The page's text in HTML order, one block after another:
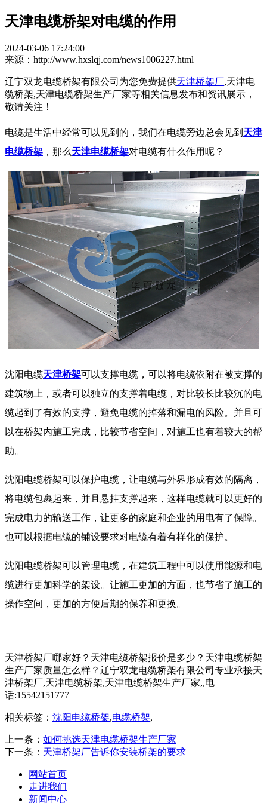
天津电缆桥架对电缆的作用
2024-03-06 17:24:00
来源：http://www.hxslqj.com/news1006227.html
辽宁双龙电缆桥架有限公司为您免费提供天津桥架厂,天津电
缆桥架,天津电缆桥架生产厂家等相关信息发布和资讯展示，
敬请关注！
电缆是生活中经常可以见到的，我们在电缆旁边总会见到 天津
电缆桥架 ，那么天津电缆桥架对电缆有什么作用呢？
沈阳电缆天津桥架可以支撑电缆，可以将电缆依附在被支撑的
建筑物上，或者可以独立的支撑着电缆，对比较长比较沉的电
缆起到了有效的支撑，避免电缆的掉落和漏电的风险。并且可
以在桥架内施工完成，比较节省空间，对施工也有着较大的帮
助。
沈阳电缆桥架可以保护电缆，让电缆与外界形成有效的隔离，
将电缆包裹起来，并且悬挂支撑起来，这样电缆就可以更好的
完成电力的输送工作，让更多的家庭和企业的用电有了保障。
也可以根据电缆的铺设要求对电缆有着有样化的保护。
沈阳电缆桥架可以管理电缆，在建筑工程中可以使用能源和电
缆进行更加科学的架设。让施工更加的方面，也节省了施工的
操作空间，更加的方便后期的保养和更换。
天津桥架厂哪家好？天津电缆桥架报价是多少？天津电缆桥架
生产厂家质量怎么样？辽宁双龙电缆桥架有限公司专业承接天
津桥架厂,天津电缆桥架,天津电缆桥架生产厂家,,电
话:15542151777
相关标签： 沈阳电缆桥架,电缆桥架,
上一条： 如何挑选天津电缆桥架生产厂家
下一条： 天津桥架厂告诉你安装桥架的要求
网站首页
走进我们
新闻中心